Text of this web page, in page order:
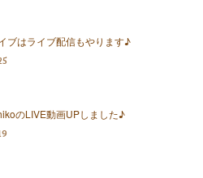
ブはライブ配信もやります♪
のLIVE動画UPしました♪